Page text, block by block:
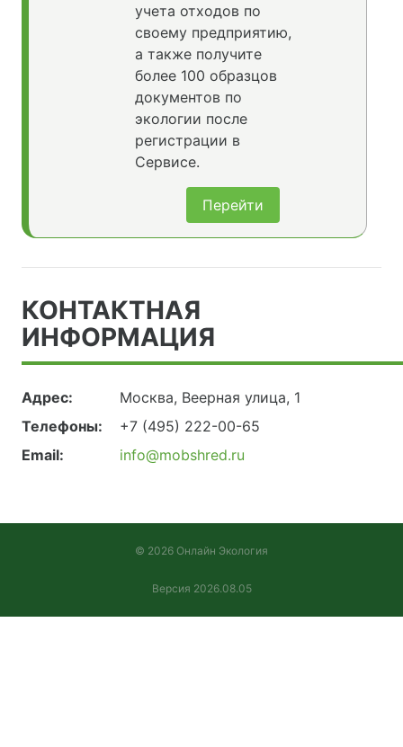
учета отходов по
своему предприятию,
а также получите
более 100 образцов
документов по
экологии после
регистрации в
Сервисе.
Перейти
КОНТАКТНАЯ
ИНФОРМАЦИЯ
Адрес:
Москва, Веерная улица, 1
Телефоны:
+7 (495) 222-00-65
Email:
info@mobshred.ru
© 2026 Онлайн Экология
Версия 2026.08.05